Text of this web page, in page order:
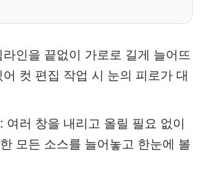
라인을 끝없이 가로로 길게 늘어뜨
컷 편집 작업 시 눈의 피로가 대
: 여러 창을 내리고 올릴 필요 없이
모든 소스를 늘어놓고 한눈에 볼